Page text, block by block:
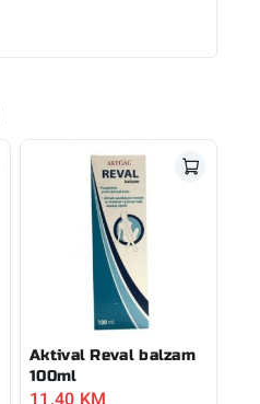
Aktival Reval balzam
100ml